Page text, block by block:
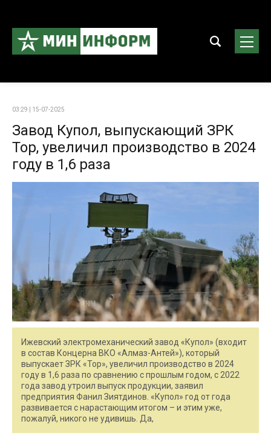
03:29 | 15-07-2025
Завод Купол, выпускающий ЗРК
Тор, увеличил производство в 2024
году в 1,6 раза
Ижевский электромеханический завод «Купол» (входит
в состав Концерна ВКО «Алмаз-Антей»), который
выпускает ЗРК «Тор», увеличил производство в 2024
году в 1,6 раза по сравнению с прошлым годом, с 2022
года завод утроил выпуск продукции, заявил
предприятия Фанил Зиятдинов. «Купол» год от года
развивается с нарастающим итогом – и этим уже,
пожалуй, никого не удивишь. Да,